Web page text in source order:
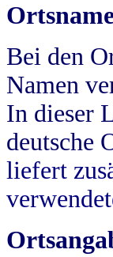
Bei den
Namen
In dieser
deutsche
liefert